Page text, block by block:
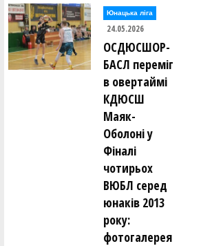
Юнацька ліга
24.05.2026
ОСДЮСШОР-
БАСЛ переміг
в овертаймі
КДЮСШ
Маяк-
Оболоні у
Фіналі
чотирьох
ВЮБЛ серед
юнаків 2013
року:
фотогалерея